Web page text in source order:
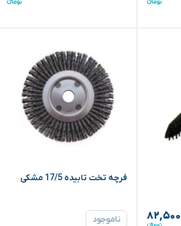
۸۲,۵۰۰
فرچه تخت تابیده 17/5 مشکی
ناموجود